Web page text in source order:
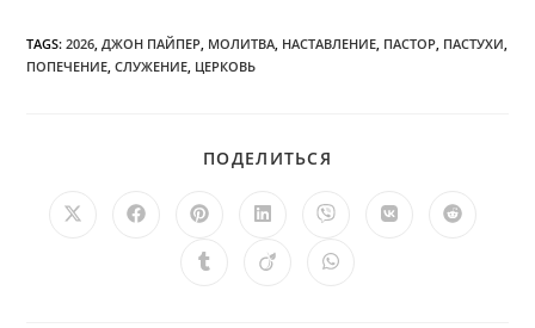
TAGS:2026 ДЖОН ПАЙПЕР МОЛИТВА НАСТАВЛЕНИЕ ПАСТОР ПАСТУХИ
ПОПЕЧЕНИЕ СЛУЖЕНИЕ ЦЕРКОВЬ
ПОДЕЛИТЬСЯ
Открывается
Открывается
новом
Открывается
в
новом
Открывается
новом
Открывается
новом
Открывается
Открывается
ОткрываетсяОткрывается